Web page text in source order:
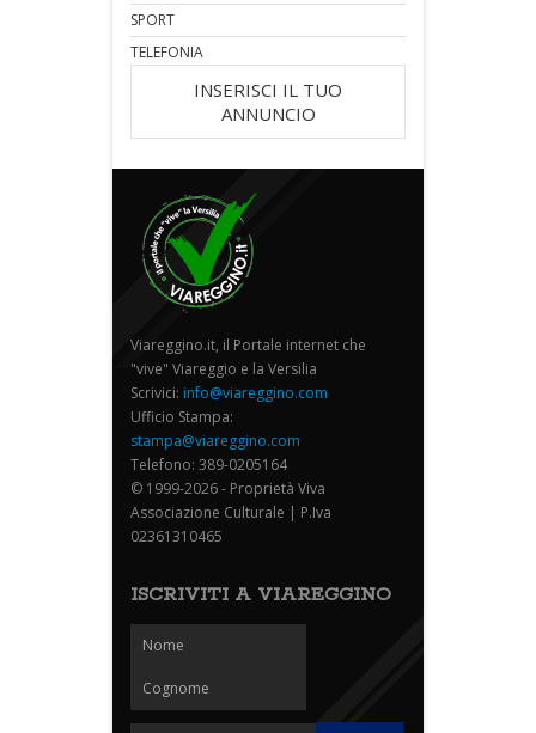
SPORT
TELEFONIA
INSERISCI IL TUO
ANNUNCIO
Viareggino.it, il Portale internet che
"vive" Viareggio e la Versilia
Scrivici: info@viareggino.com
Ufficio Stampa:
stampa@viareggino.com
Telefono: 389-0205164
© 1999-2026 - Proprietà Viva
Associazione Culturale | P.Iva
02361310465
ISCRIVITI A VIAREGGINO